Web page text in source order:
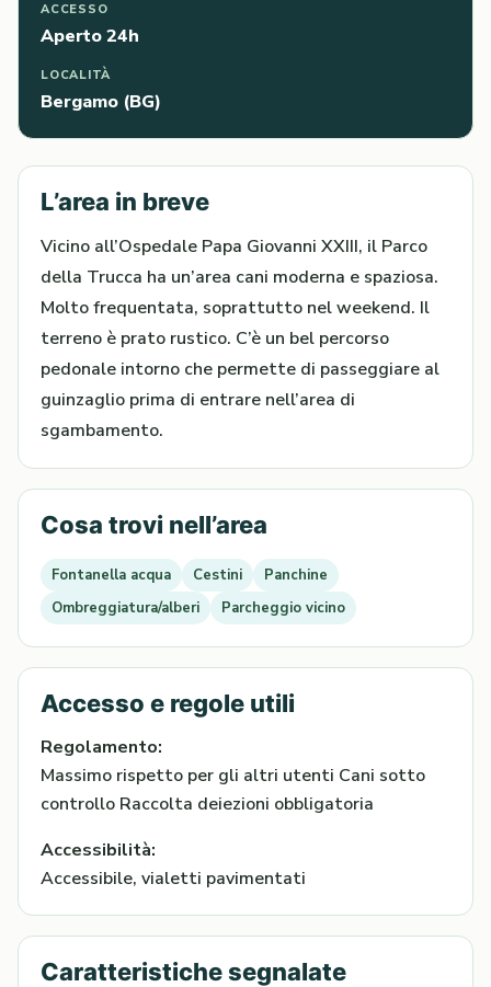
ACCESSO
Aperto 24h
LOCALITÀ
Bergamo (BG)
L’area in breve
Vicino all’Ospedale Papa Giovanni XXIII, il Parco
della Trucca ha un’area cani moderna e spaziosa.
Molto frequentata, soprattutto nel weekend. Il
terreno è prato rustico. C’è un bel percorso
pedonale intorno che permette di passeggiare al
guinzaglio prima di entrare nell’area di
sgambamento.
Cosa trovi nell’area
Fontanella acqua Cestini
Panchine
Ombreggiatura/alberi
Parcheggio vicino
Accesso e regole utili
Regolamento:
Massimo rispetto per gli altri utenti Cani sotto
controllo Raccolta deiezioni obbligatoria
Accessibilità:
Accessibile, vialetti pavimentati
Caratteristiche segnalate